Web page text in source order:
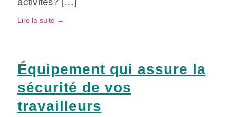
Lire la suite→
Équipement qui assure la
sécurité de vos
travailleurs